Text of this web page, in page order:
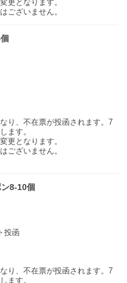
更となります。
ございません。
り、不在票が投函されます。7
ます。
更となります。
ございません。
8-10個
投函
り、不在票が投函されます。7
ます。